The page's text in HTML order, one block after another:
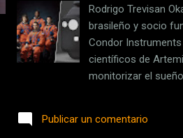
Rodrigo Trevisan
brasileño y socio
Condor
científicos de
monitorizar el
comercializadas
Publicar un comentario